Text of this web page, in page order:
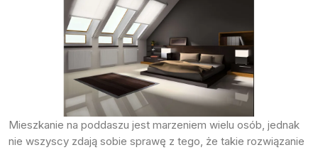
Rolety dachowe
Próbki Darmowe
Mieszkanie na poddaszu jest marzeniem wielu osób, jednak
nie wszyscy zdają sobie sprawę z tego, że takie rozwiązanie